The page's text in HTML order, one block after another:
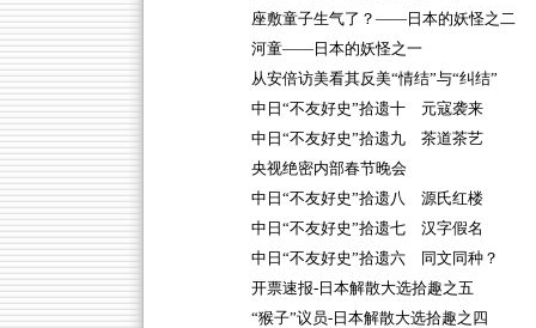
座敷童子生气了？——日本的妖怪之二
河童——日本的妖怪之一
从安倍访美看其反美“情结”与“纠结”
中日“不友好史”拾遗十 元寇袭来
中日“不友好史”拾遗九 茶道茶艺
央视绝密内部春节晚会
中日“不友好史”拾遗八 源氏红楼
中日“不友好史”拾遗七 汉字假名
中日“不友好史”拾遗六 同文同种？
开票速报-日本解散大选拾趣之五
“猴子”议员-日本解散大选拾趣之四